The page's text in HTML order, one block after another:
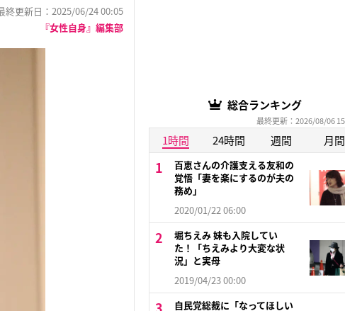
終更新日：2025/06/24 00:05
『女性自身』編集部
総合ランキング
最終更新：2026/08/06
1時間 24時間 週間 月間
百恵さんの介護支える友和の
覚悟「妻を楽にするのが夫の
務め」
2020/01/22 06:00
堀ちえみ 妹も入院してい
た！「ちえみより大変な状
況」と実母
2019/04/23 00:00
自民党総裁に「なってほしい